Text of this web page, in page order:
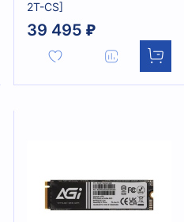
2T-CS]
39 495 ₽